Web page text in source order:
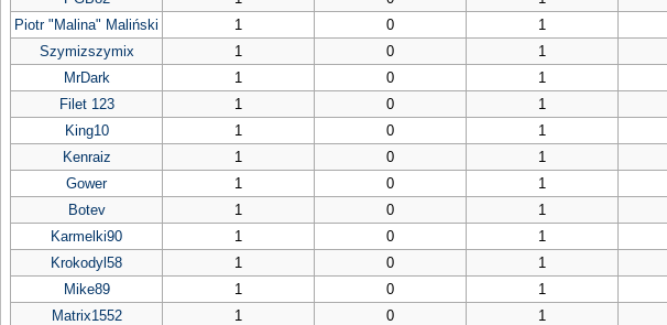
Piotr "Malina" Maliński
1 0 1
Szymizszymix
1 0 1
MrDark
1 0 1
Filet 123
1 0 1
King10
1 0 1
Kenraiz
1 0 1
Gower
1 0 1
Botev
1 0 1
Karmelki90
1 0 1
Krokodyl58
1 0 1
Mike89
1 0 1
Matrix1552
1 0 1